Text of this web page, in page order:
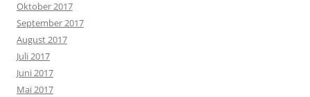
Oktober 2017
September 2017
August 2017
Juli 2017
Juni 2017
Mai 2017